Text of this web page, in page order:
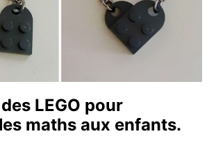
LEGO pour
maths aux enfants.